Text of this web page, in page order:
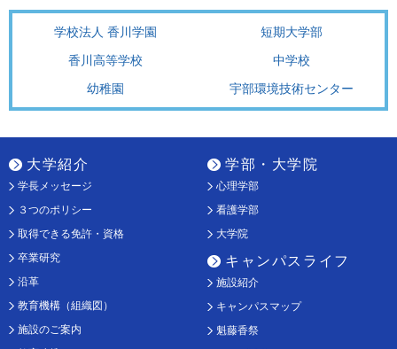
学校法人 香川学園
短期大学部
香川高等学校
中学校
幼稚園
宇部環境技術センター
大学紹介
学長メッセージ
３つのポリシー
取得できる免許・資格
卒業研究
沿革
教育機構（組織図）
施設のご案内
学部・大学院
心理学部
看護学部
大学院
キャンパスライフ
施設紹介
キャンパスマップ
魁藤香祭